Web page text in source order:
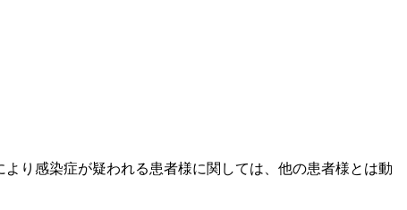
り感染症が疑われる患者様に関しては、他の患者様とは動